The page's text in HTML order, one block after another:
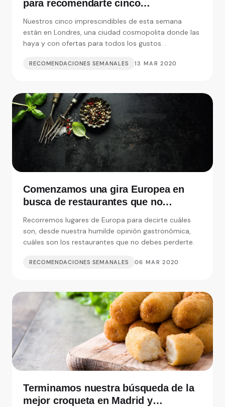
para recomendarte cinco
imprescindibles
Nuestros cinco imprescindibles de esta semana
están en Londres, una ciudad cosmopolita donde las
haya y con ofertas para todos los gustos. .
RECOMENDACIONES SEMANALES 13 MAR 2020
Comenzamos una gira Europea en
busca de restaurantes que no
Recorremos lugares de Europa para decirte cuáles
son, desde nuestra humilde opinión gastronómica,
cuáles son los restaurantes que no debes perderte.
RECOMENDACIONES SEMANALES 06 MAR 2020
Terminamos nuestra búsqueda de la
mejor croqueta en Madrid y